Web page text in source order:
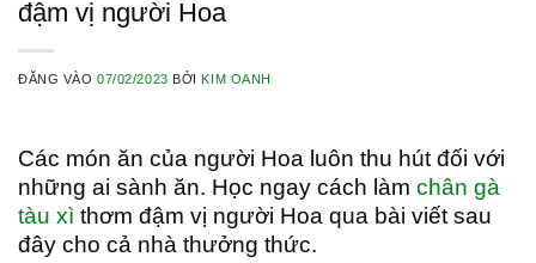
đậm vị người Hoa
ĐĂNG VÀO07/02/2023 BỞIKIM OANH
Các món ăn của người Hoa luôn thu hút đối với
những ai sành ăn. Học ngay cách làm chân gà
tàu xì thơm đậm vị người Hoa qua bài viết sau
đây cho cả nhà thưởng thức.